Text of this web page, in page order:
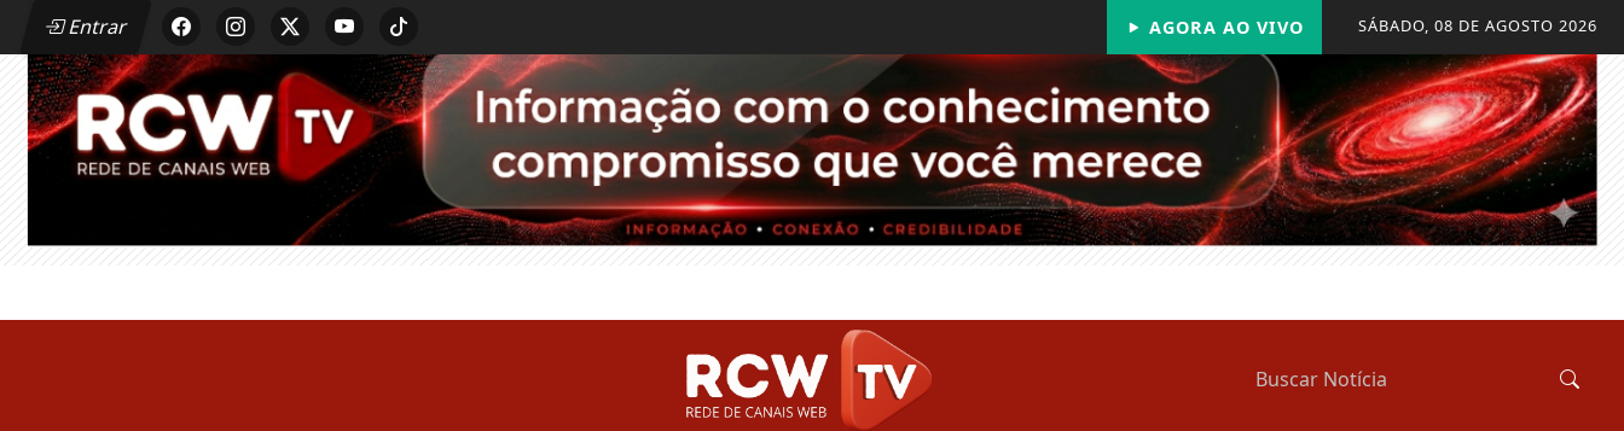
Entrar SÁBADO, 08 DE AGOSTO 2026
AGORA AO VIVO